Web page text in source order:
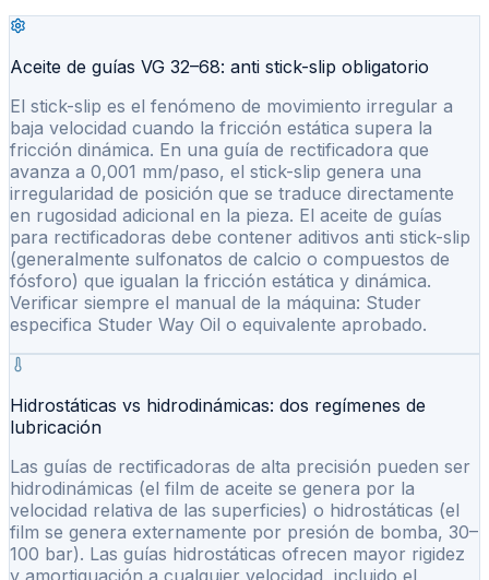
Aceite de guías VG 32–68: anti stick-slip obligatorio
El stick-slip es el fenómeno de movimiento irregular a
baja velocidad cuando la fricción estática supera la
fricción dinámica. En una guía de rectificadora que
avanza a 0,001 mm/paso, el stick-slip genera una
irregularidad de posición que se traduce directamente
en rugosidad adicional en la pieza. El aceite de guías
para rectificadoras debe contener aditivos anti stick-slip
(generalmente sulfonatos de calcio o compuestos de
fósforo) que igualan la fricción estática y dinámica.
Verificar siempre el manual de la máquina: Studer
especifica Studer Way Oil o equivalente aprobado.
Hidrostáticas vs hidrodinámicas: dos regímenes de
lubricación
Las guías de rectificadoras de alta precisión pueden ser
hidrodinámicas (el film de aceite se genera por la
velocidad relativa de las superficies) o hidrostáticas (el
film se genera externamente por presión de bomba, 30–
100 bar). Las guías hidrostáticas ofrecen mayor rigidez